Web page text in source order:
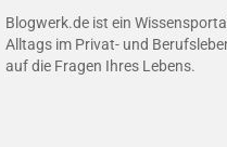
Blogwerk.de ist ein
Alltags im Privat- und
auf die Fragen Ihres Lebens.